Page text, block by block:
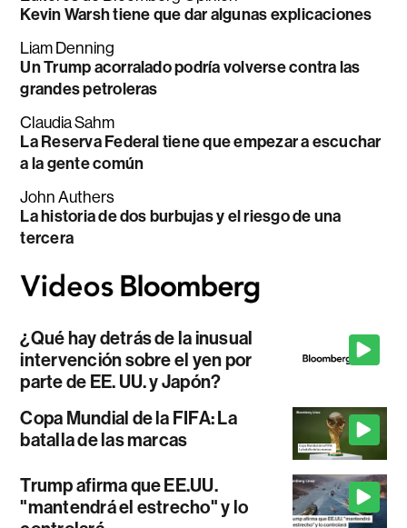
Kevin Warsh tiene que dar algunas explicaciones
Liam Denning
Un Trump acorralado podría volverse contra las
grandes petroleras
Claudia Sahm
La Reserva Federal tiene que empezar a escuchar
a la gente común
John Authers
La historia de dos burbujas y el riesgo de una
tercera
¿Qué hay detrás de la inusual
intervención sobre el yen por
parte de EE. UU. y Japón?
Copa Mundial de la FIFA: La
batalla de las marcas
Trump afirma que EE.UU.
"mantendrá el estrecho" y lo